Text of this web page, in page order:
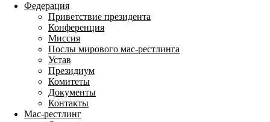
Федерация
Приветствие президента
Конференция
Миссия
Послы мирового мас-рестлинга
Устав
Президиум
Комитеты
Документы
Контакты
Мас-рестлинг